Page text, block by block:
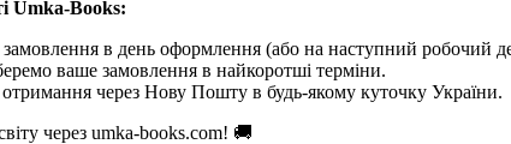
Umka-Books:
замовлення в день оформлення (або на наступний робочий
ваше замовлення в найкоротші терміни.
через Нову Пошту в будь-якому куточку України.
через umka-books.com! 🚚